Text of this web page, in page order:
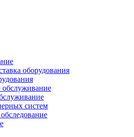
оборудования
обслуживание
систем